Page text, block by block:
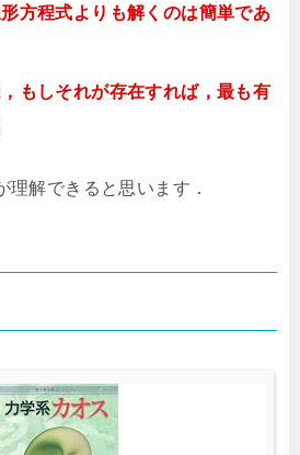
方程式よりも解くのは簡単であ
もしそれが存在すれば，最も有
理解できると思います．